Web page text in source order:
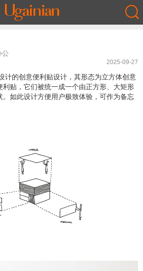
公
2025-09-27
计的创意便利贴设计，其形态为立方体创意
贴，它们被统一成一个由正方形、大矩形
如此设计方便用户极致体验，可作为备忘